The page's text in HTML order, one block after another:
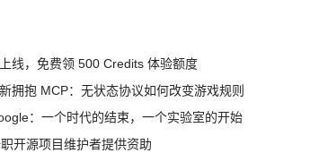
线，免费领 500 Credits 体验额度
拥抱 MCP：无状态协议如何改变游戏规则
：一个时代的结束，一个实验室的开始
开源项目维护者提供资助